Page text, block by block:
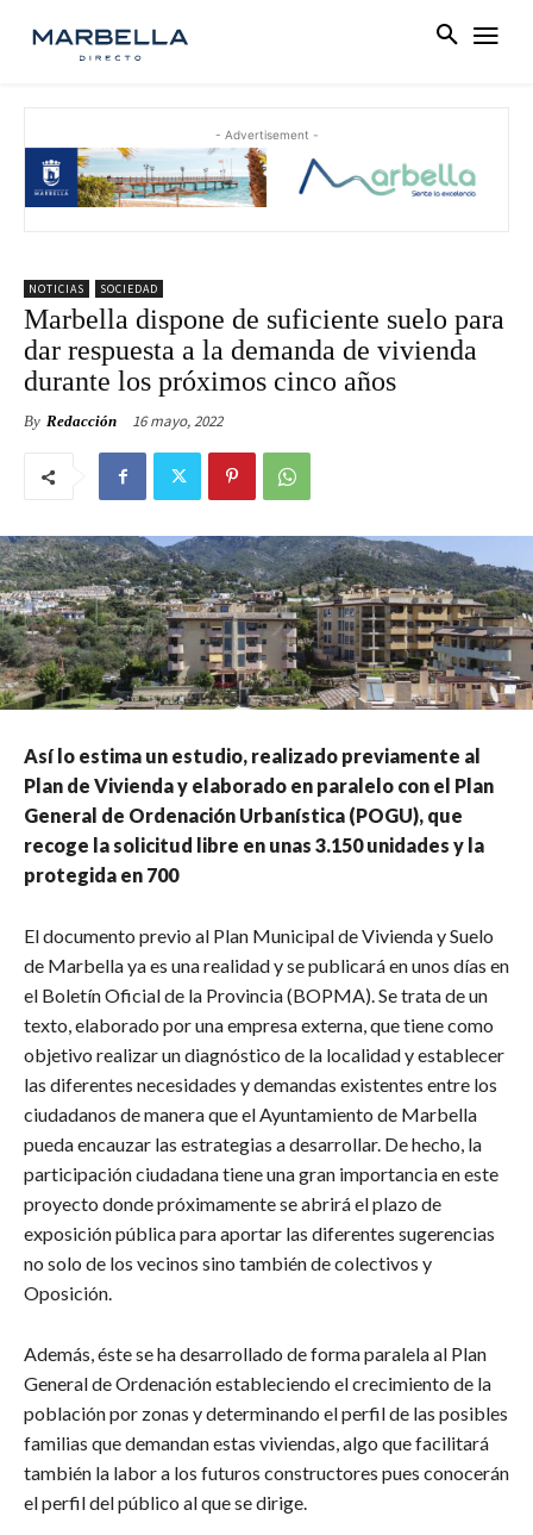
- Advertisement -
NOTICIAS SOCIEDAD
Marbella dispone de suficiente suelo para
dar respuesta a la demanda de vivienda
durante los próximos cinco años
By Redacción 16 mayo, 2022
Así lo estima un estudio, realizado previamente al
Plan de Vivienda y elaborado en paralelo con el Plan
General de Ordenación Urbanística (POGU), que
recoge la solicitud libre en unas 3.150 unidades y la
protegida en 700
El documento previo al Plan Municipal de Vivienda y Suelo
de Marbella ya es una realidad y se publicará en unos días en
el Boletín Oficial de la Provincia (BOPMA). Se trata de un
texto, elaborado por una empresa externa, que tiene como
objetivo realizar un diagnóstico de la localidad y establecer
las diferentes necesidades y demandas existentes entre los
ciudadanos de manera que el Ayuntamiento de Marbella
pueda encauzar las estrategias a desarrollar. De hecho, la
participación ciudadana tiene una gran importancia en este
proyecto donde próximamente se abrirá el plazo de
exposición pública para aportar las diferentes sugerencias
no solo de los vecinos sino también de colectivos y
Oposición.
Además, éste se ha desarrollado de forma paralela al Plan
General de Ordenación estableciendo el crecimiento de la
población por zonas y determinando el perfil de las posibles
familias que demandan estas viviendas, algo que facilitará
también la labor a los futuros constructores pues conocerán
el perfil del público al que se dirige.